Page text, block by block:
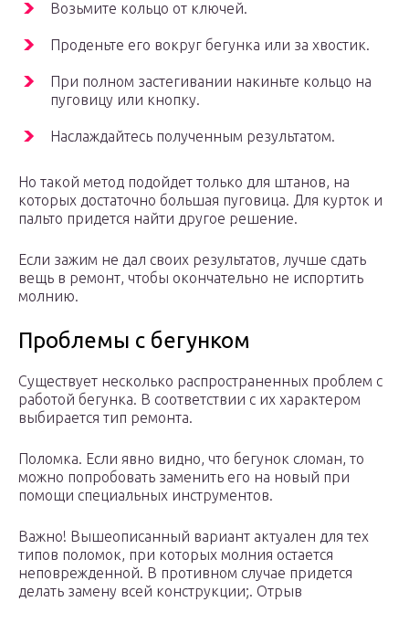
Возьмите кольцо от ключей.
Проденьте его вокруг бегунка или за хвостик.
При полном застегивании накиньте кольцо на
пуговицу или кнопку.
Наслаждайтесь полученным результатом.
Но такой метод подойдет только для штанов, на
которых достаточно большая пуговица. Для курток и
пальто придется найти другое решение.
Если зажим не дал своих результатов, лучше сдать
вещь в ремонт, чтобы окончательно не испортить
молнию.
Проблемы с бегунком
Существует несколько распространенных проблем с
работой бегунка. В соответствии с их характером
выбирается тип ремонта.
Поломка. Если явно видно, что бегунок сломан, то
можно попробовать заменить его на новый при
помощи специальных инструментов.
Важно! Вышеописанный вариант актуален для тех
типов поломок, при которых молния остается
неповрежденной. В противном случае придется
делать замену всей конструкции;. Отрыв